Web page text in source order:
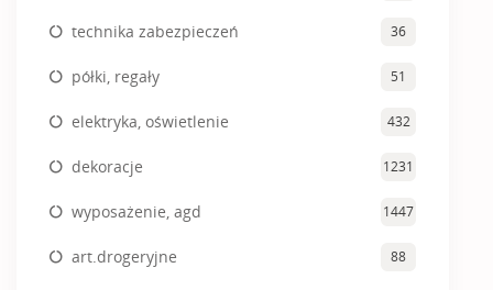
technika zabezpieczeń 36
półki, regały 51
elektryka, oświetlenie 432
dekoracje 1231
wyposażenie, agd 1447
art.drogeryjne 88